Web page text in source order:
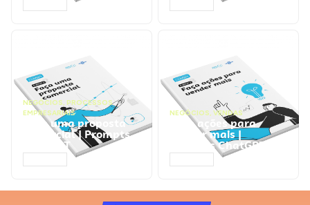
NEGÓCIOS, PROCESSOS
EMPRESARIAIS
Faça uma proposta
comercial | Prompts
ChatGPT
NEGÓCIOS, VENDAS
Faça ações para
vender mais |
Prompts ChatGPT